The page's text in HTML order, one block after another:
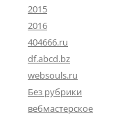
2015
2016
404666.ru
df.abcd.bz
websouls.ru
Без рубрики
вебмастерское